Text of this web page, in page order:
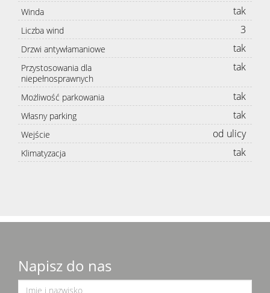
Winda tak
Liczba wind 3
Drzwi antywłamaniowe tak
Przystosowania dla
niepełnosprawnych
tak
Możliwość parkowania tak
Własny parking tak
Wejście od ulicy
Klimatyzacja tak
Napisz do nas